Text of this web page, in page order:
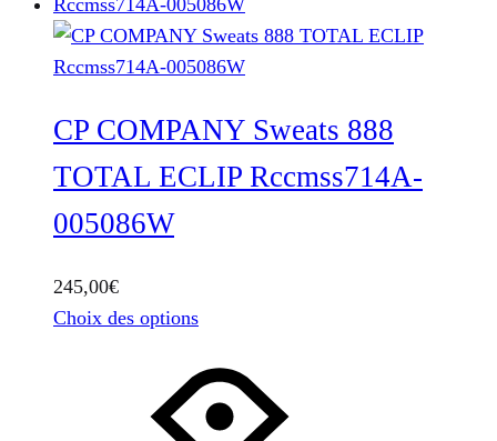
CP COMPANY Sweats 888
TOTAL ECLIP Rccmss714A-
005086W
245,00€
Choix des optionsCe
a
plusieurs